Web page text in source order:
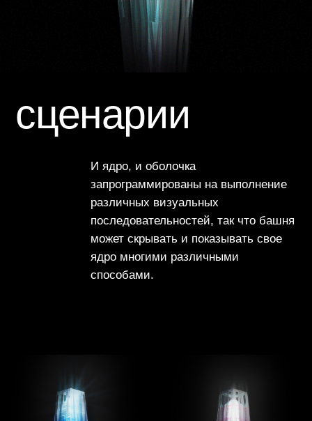
архитектура →предметный дизайн→
Мы наполняем проекты новыми смыслами
Дизайн — это намного больше, чем просто
внешний вид. Это польза, удобство,
долговечность, доступность, эстетичность
Подсветим ваш бизнес с выгодной стороны